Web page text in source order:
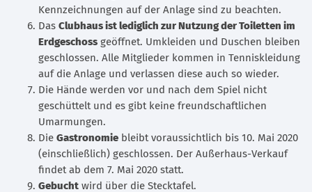
Kennzeichnungen auf der Anlage sind zu beachten.
Das Clubhaus ist lediglich zur Nutzung der Toiletten im
Erdgeschoss geöffnet. Umkleiden und Duschen bleiben
geschlossen. Alle Mitglieder kommen in Tenniskleidung
auf die Anlage und verlassen diese auch so wieder.
Die Hände werden vor und nach dem Spiel nicht
geschüttelt und es gibt keine freundschaftlichen
Umarmungen.
Die Gastronomie bleibt voraussichtlich bis 10. Mai 2020
(einschließlich) geschlossen. Der Außerhaus-Verkauf
findet ab dem 7. Mai 2020 statt.
Gebucht wird über die Stecktafel.